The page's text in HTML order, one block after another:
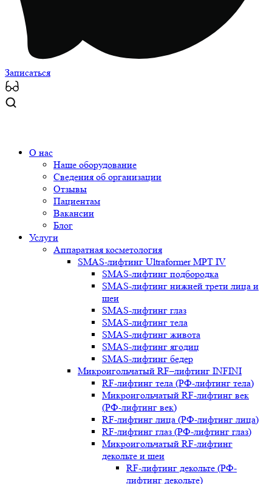
Записаться
О нас
Наше оборудование
Сведения об организации
Отзывы
Пациентам
Вакансии
Блог
Услуги
Аппаратная косметология
SMAS-лифтинг Ultraformer MPT IV
SMAS-лифтинг подбородка
SMAS-лифтинг нижней трети лица и
шеи
SMAS-лифтинг глаз
SMAS-лифтинг тела
SMAS-лифтинг живота
SMAS-лифтинг ягодиц
SMAS-лифтинг бедер
Микроигольчатый RF–лифтинг INFINI
RF-лифтинг тела (РФ-лифтинг тела)
Микроигольчатый RF-лифтинг век
(РФ-лифтинг век)
RF-лифтинг лица (РФ-лифтинг лица)
RF-лифтинг глаз (РФ-лифтинг глаз)
Микроигольчатый RF-лифтинг
декольте и шеи
RF-лифтинг декольте (РФ-
лифтинг декольте)